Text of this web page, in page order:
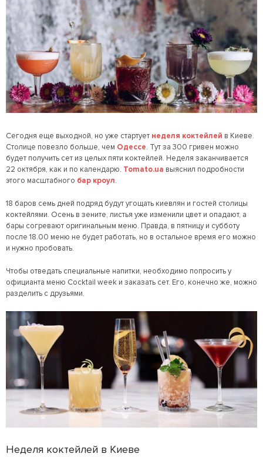
Сегодня еще выходной, но уже стартует неделя коктейлей в Киеве.
Столице повезло больше, чем Одессе. Тут за 300 гривен можно
будет получить сет из целых пяти коктейлей. Неделя заканчивается
22 октября, как и по календарю. Tomato.ua выяснил подробности
этого масштабного бар кроул.
18 баров семь дней подряд будут угощать киевлян и гостей столицы
коктейлями. Осень в зените, листья уже изменили цвет и опадают, а
бары согревают оригинальным меню. Правда, в пятницу и субботу
после 18.00 меню не будет работать, но в остальное время его можно
и нужно пробовать.
Чтобы отведать специальные напитки, необходимо попросить у
официанта меню Cocktail week и заказать сет. Его, конечно же, можно
разделить с друзьями.
Неделя коктейлей в Киеве